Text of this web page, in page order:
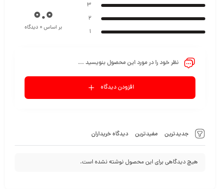
جدیدترین مفیدترین دیدگاه خریداران
هیچ دیدگاهی برای این محصول نوشته نشده است.
3
2
1
0.0
بر اساس 0 دیدگاه
نظر خود را در مورد این محصول بنویسید ...
افزودن دیدگاه